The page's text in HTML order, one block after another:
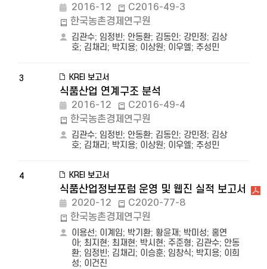
2016-12
C2016-49-3
한국농촌경제연구원
김관수; 임정빈; 안동환; 김동인; 강민정; 김상
호; 김채리 ; 박지용; 이상원; 이우엘; 추성민
3 KREI 보고서
식품산업 연계구조 분석
2016-12
C2016-49-4
한국농촌경제연구원
김관수; 임정빈; 안동환; 김동인; 강민정; 김상
호; 김채리 ; 박지용; 이상원; 이우엘; 추성민
4 KREI 보고서
식품산업정보포럼 운영 및 웹진 실적 보고서
2020-12
C2020-77-8
한국농촌경제연구원
이용선; 이계임; 박기환; 황윤재; 박미성; 홍연
아; 최지현; 최재현; 박시현; 주준형; 김관수; 안동
환; 임정빈; 김채리 ; 이승훈; 임창식; 박지용; 이희
성; 이건진